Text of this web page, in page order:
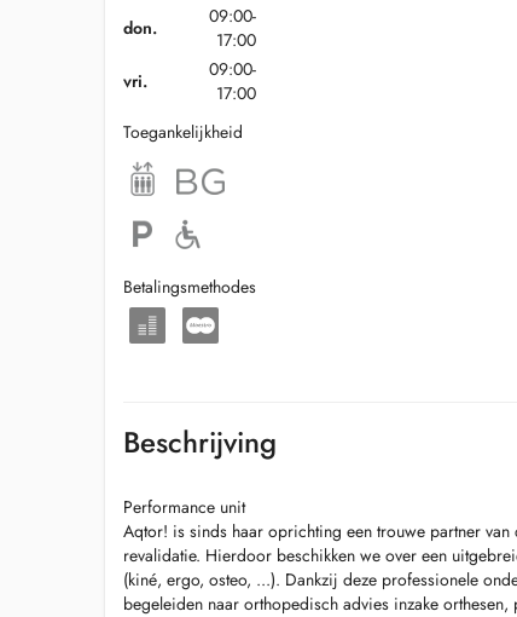
don.
09:00-
17:00
vri.
09:00-
17:00
Toegankelijkheid
Betalingsmethodes
Beschrijving
Performance unit
Aqtor! is sinds haar oprichting een trouwe partner
revalidatie. Hierdoor beschikken we over een
(kiné, ergo, osteo, ...). Dankzij deze professionele
begeleiden naar orthopedisch advies inzake